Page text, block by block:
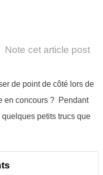
Note cet article post
de point de côté lors de
en concours ? Pendant
quelques petits trucs que